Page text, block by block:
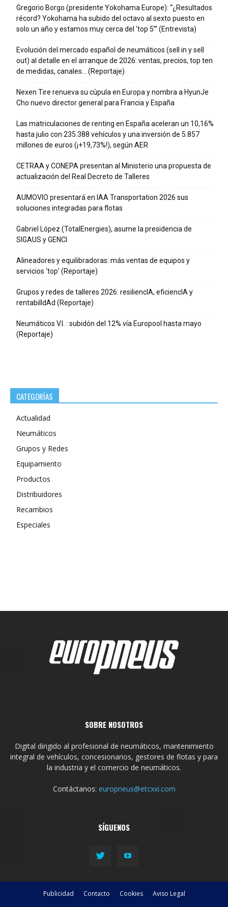
Gregorio Borgo (presidente Yokohama Europe): “¿Resultados
récord? Yokohama ha subido del octavo al sexto puesto en
solo un año y estamos muy cerca del ‘top 5’” (Entrevista)
Evolución del mercado español de neumáticos (sell in y sell
out) al detalle en el arranque de 2026: ventas, precios, top ten
de medidas, canales… (Reportaje)
Nexen Tire renueva su cúpula en Europa y nombra a HyunJe
Cho nuevo director general para Francia y España
Las matriculaciones de renting en España aceleran un 10,16%
hasta julio con 235.388 vehículos y una inversión de 5.857
millones de euros (¡+19,73%!), según AER
CETRAA y CONEPA presentan al Ministerio una propuesta de
actualización del Real Decreto de Talleres
AUMOVIO presentará en IAA Transportation 2026 sus
soluciones integradas para flotas
Gabriel López (TotalEnergies), asume la presidencia de
SIGAUS y GENCI
Alineadores y equilibradoras: más ventas de equipos y
servicios ‘top’ (Reportaje)
Grupos y redes de talleres 2026: resiliencIA, eficiencIA y
rentabilIdAd (Reportaje)
Neumáticos V.I. : subidón del 12% vía Europool hasta mayo
(Reportaje)
CATEGORÍAS
Actualidad
Neumáticos
Grupos y Redes
Equipamiento
Productos
Distribuidores
Recambios
Especiales
SOBRE NOSOTROS
Digital dirigido al profesional de neumáticos, mantenimiento
integral de vehículos, concesionarios, gestores de flotas y para
la industria y el comercio de neumáticos.
Contáctanos: europneus@etcxxi.com
SÍGUENOS
Publicidad Contacto Cookies Aviso Legal